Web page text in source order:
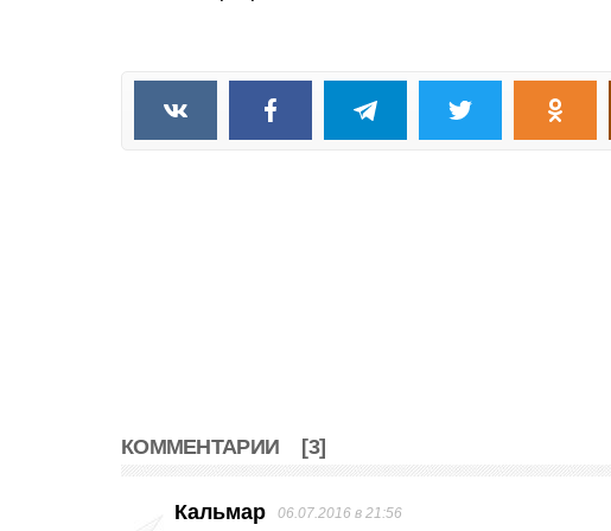
КОММЕНТАРИИ [3]
Кальмар 06.07.2016 в 21:56